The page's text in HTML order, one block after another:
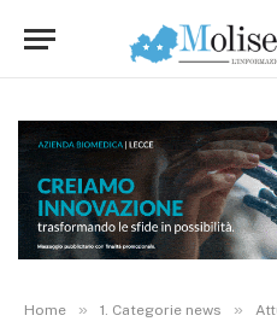
Home » 1. Categorie news »